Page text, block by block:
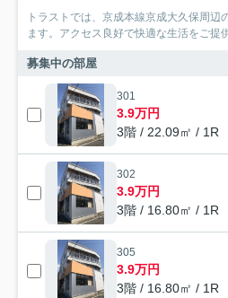
トラストでは、京成本線京成大久保周辺
ます。アクセス良好で快適な生活をご提
募集中の部屋
301
3.9万円
3階 / 22.09㎡ / 1R
302
3.9万円
3階 / 16.80㎡ / 1R
305
3.9万円
3階 / 16.80㎡ / 1R